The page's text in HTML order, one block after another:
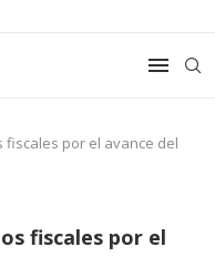
fiscales por el avance del
fiscales por el